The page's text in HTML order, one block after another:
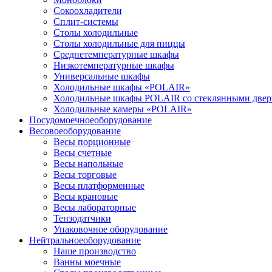
Сокоохладители
Сплит-системы
Столы холодильные
Столы холодильные для пиццы
Среднетемпературные шкафы
Низкотемпературные шкафы
Универсальные шкафы
Холодильные шкафы «POLAIR»
Холодильные шкафы POLAIR со стеклянными
Холодильные камеры «POLAIR»
Посудомоечноеоборудование
Весовоеоборудование
Весы порционные
Весы счетные
Весы напольные
Весы торговые
Весы платформенные
Весы крановые
Весы лабораторные
Тензодатчики
Упаковочное оборудование
Нейтральноеоборудование
Наше производство
Ванны моечные